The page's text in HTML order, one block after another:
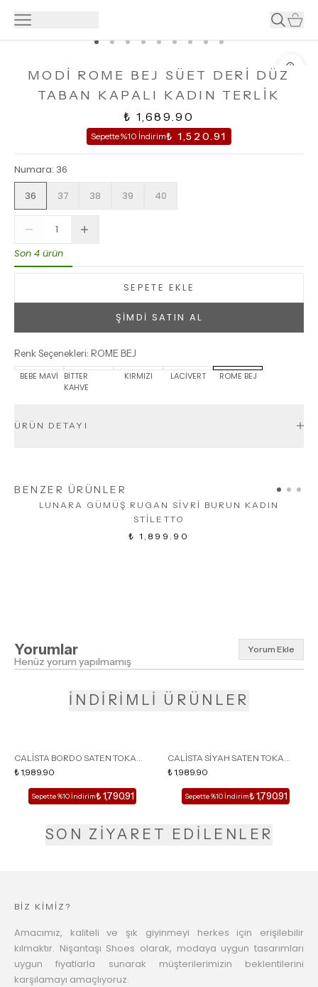
MODİ ROME BEJ SÜET DERİ DÜZ
TABAN KAPALI KADIN TERLİK
₺ 1,689.90
Sepette %10 İndirim₺ 1,520.91
Numara: 36
36
37 38 39 40
Son 4 ürün
SEPETE EKLE
ŞİMDİ SATIN AL
Renk Seçenekleri: ROME BEJ
BEBE MAVİ
BİTTER
KAHVE
KIRMIZI LACİVERT ROME BEJ
ÜRÜN DETAYI
BENZER ÜRÜNLER
LUNARA GÜMÜŞ RUGAN SİVRİ BURUN KADIN
STİLETTO
₺ 1,899.90
Yorumlar Yorum Ekle
Henüz yorum yapılmamış
İNDİRİMLİ ÜRÜNLER
CALİSTA BORDO SATEN TOKA
DETAY SİVRİ BURUN KADIN
TOPUKLU TERLİK
₺ 1,989.90
Sepette %10 İndirim₺ 1,790.91
CALİSTA SİYAH SATEN TOKA
DETAY SİVRİ BURUN KADIN
TOPUKLU TERLİK
₺ 1,989.90
Sepette %10 İndirim₺ 1,790.91
SON ZİYARET EDİLENLER
BİZ KİMİZ?
Amacımız, kaliteli ve şık giyinmeyi herkes için erişilebilir
kılmaktır. Nişantaşı Shoes olarak, modaya uygun tasarımları
uygun fiyatlarla sunarak müşterilerimizin beklentilerini
karşılamayı amaçlıyoruz.